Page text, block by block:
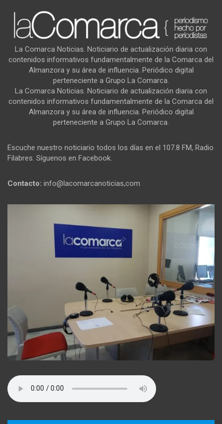
La Comarca Noticias. Noticiario de actualización diaria con
contenidos informativos fundamentalmente de la Comarca del
Almanzora y su área de influencia. Periódico digital
perteneciente a Grupo La Comarca.
La Comarca Noticias. Noticiario de actualización diaria con
contenidos informativos fundamentalmente de la Comarca del
Almanzora y su área de influencia. Periódico digital
perteneciente a Grupo La Comarca.
Escuche nuestro noticiario todos los días en el 107.8 FM, Radio
Filabres. Síguenos en Facebook.
Contacto: info@lacomarcanoticias,com